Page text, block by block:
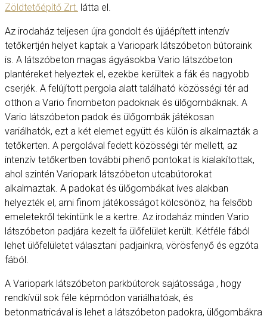
Zöldtetőépítő Zrt. látta el.
Az irodaház teljesen újra gondolt és újjáépített intenzív
tetőkertjén helyet kaptak a Variopark látszóbeton bútoraink
is. A látszóbeton magas ágyásokba Vario látszóbeton
plantéreket helyeztek el, ezekbe kerültek a fák és nagyobb
cserjék. A felújított pergola alatt található közösségi tér ad
otthon a Vario finombeton padoknak és ülőgombáknak. A
Vario látszóbeton padok és ülőgombák játékosan
variálhatók, ezt a két elemet együtt és külön is alkalmazták a
tetőkerten. A pergolával fedett közösségi tér mellett, az
intenzív tetőkertben további pihenő pontokat is kialakítottak,
ahol szintén Variopark látszóbeton utcabútorokat
alkalmaztak. A padokat és ülőgombákat íves alakban
helyezték el, ami finom játékosságot kölcsönöz, ha felsőbb
emeletekről tekintünk le a kertre. Az irodaház minden Vario
látszóbeton padjára kezelt fa ülőfelület került. Kétféle fából
lehet ülőfelületet választani padjainkra, vörösfenyő és egzóta
fából.
A Variopark látszóbeton parkbútorok sajátossága , hogy
rendkívül sok féle képmódon variálhatóak, és
betonmatricával is lehet a látszóbeton padokra, ülőgombákra